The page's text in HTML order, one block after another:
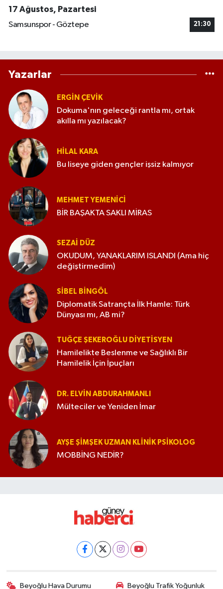
17 Ağustos, Pazartesi
Samsunspor - Göztepe
21:30
Yazarlar
ERGIN ÇEVİK
Dokuma'nın geleceği rantla mı, ortak
akılla mı yazılacak?
HILAL KARA
Bu liseye giden gençler işsiz kalmıyor
MEHMET YEMENICI
BİR BAŞAKTA SAKLI MİRAS
SEZAI DÜZ
OKUDUM, YANAKLARIM ISLANDI (Ama hiç
değiştirmedim)
SIBEL BINGÖL
Diplomatik Satrançta İlk Hamle: Türk
Dünyası mı, AB mi?
TUĞÇE ŞEKEROĞLU DIYETISYEN
Hamilelikte Beslenme ve Sağlıklı Bir
Hamilelik İçin İpuçları
DR. ELVIN ABDURAHMANLI
Mülteciler ve Yeniden İmar
AYŞE ŞIMŞEK UZMAN KLINIK PSIKOLOG
MOBBİNG NEDİR?
Beyoğlu Hava Durumu Beyoğlu Trafik Yoğunluk